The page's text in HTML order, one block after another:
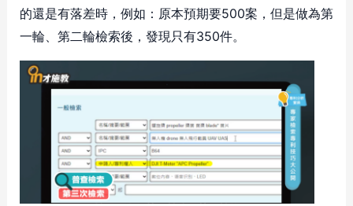
的還是有落差時，例如：原本預期要500案，但是做為第
一輪、第二輪檢索後，發現只有350件。